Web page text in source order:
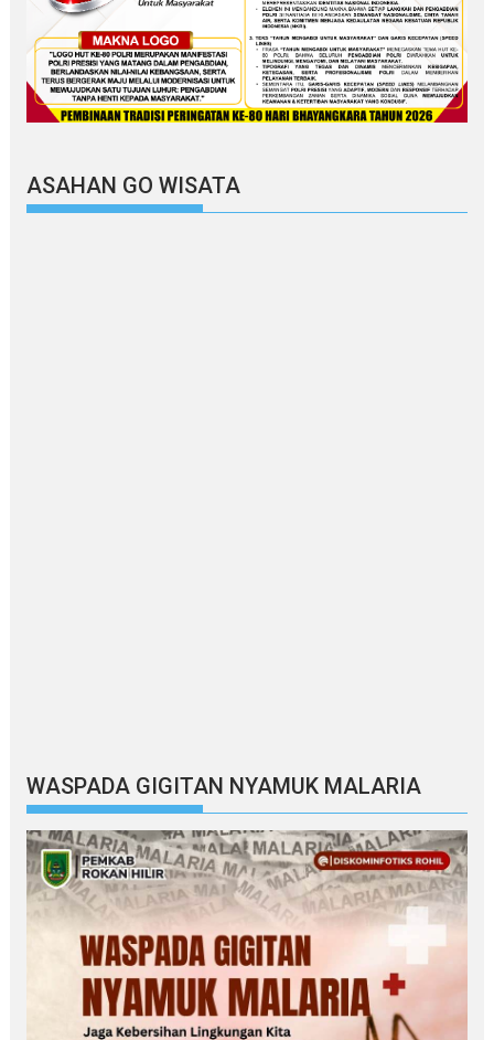
ASAHAN GO WISATA
WASPADA GIGITAN NYAMUK MALARIA